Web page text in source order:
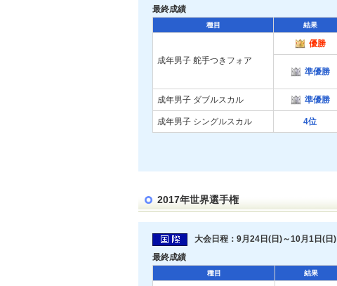
最終成績
種目 結果
成年男子 舵手つきフォア
優勝
準優勝
成年男子 ダブルスカル 準優勝
成年男子 シングルスカル 4位
2017年世界選手権
大会日程：9月24日(日)～10月1日(日)
最終成績
種目 結果